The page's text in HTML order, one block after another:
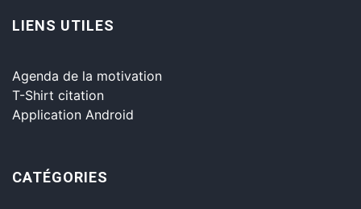
LIENS UTILES
Agenda de la motivation
T-Shirt citation
Application Android
CATÉGORIES